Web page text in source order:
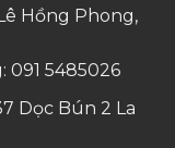
Hồng Phong,
091 5485026
Dọc Bún 2 La